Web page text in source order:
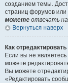
созданием темы.
страниц форумов или
можете отвечать
Вернуться наверх
Как
Если вы не
можете
Вы можете
«Редактировать